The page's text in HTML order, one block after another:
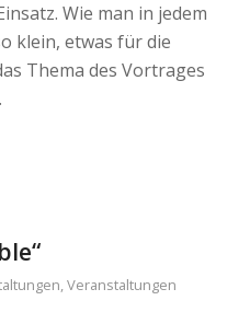
Wie man in jedem
klein, etwas für die
Thema des Vortrages
Veranstaltungen